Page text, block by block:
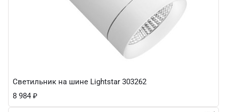
Светильник на шине Lightstar 303262
8 984 ₽